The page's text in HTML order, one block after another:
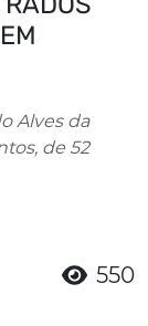
Alves da
de 52
550